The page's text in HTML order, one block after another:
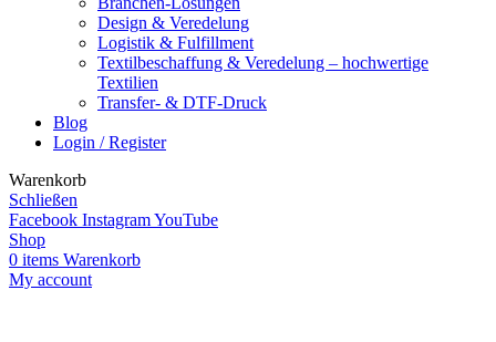
Design & Veredelung
Logistik & Fulfillment
Textilbeschaffung & Veredelung – hochwertige
Textilien
Transfer- & DTF-Druck
Blog
Login / Register
Warenkorb
Schließen
Facebook InstagramYouTube
Shop
0 items Warenkorb
My account